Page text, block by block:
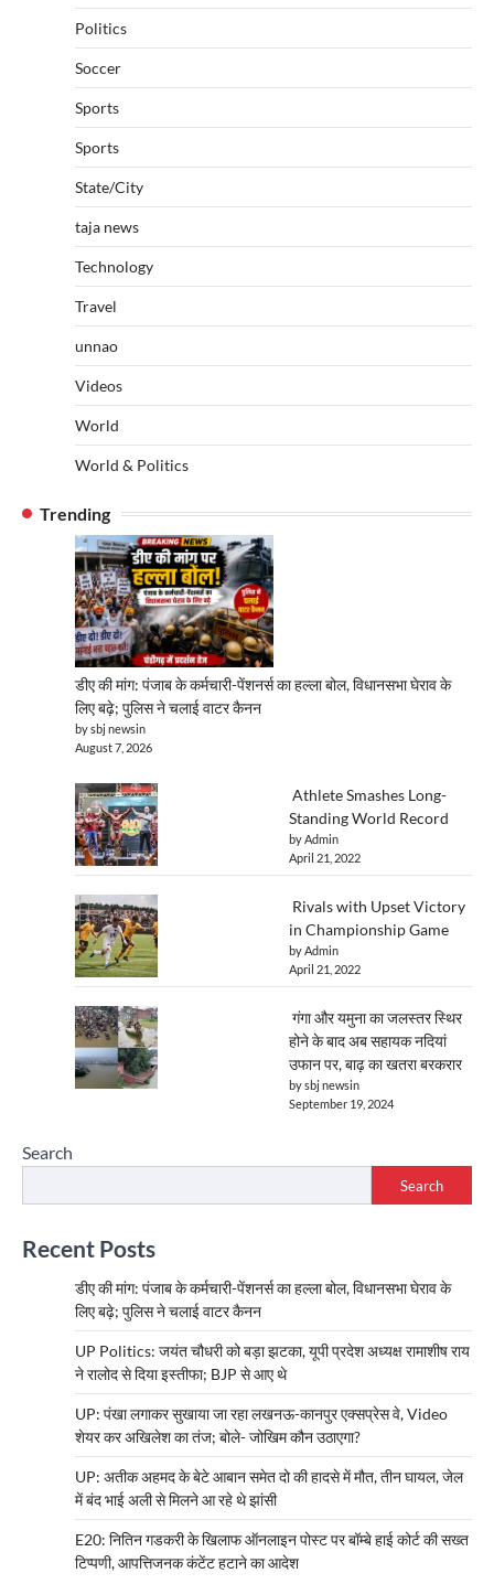
Politics
Soccer
Sports
Sports
State/City
taja news
Technology
Travel
unnao
Videos
World
World & Politics
Trending
डीए की मांग: पंजाब के कर्मचारी-पेंशनर्स का हल्ला बोल, विधानसभा घेराव के
लिए बढ़े; पुलिस ने चलाई वाटर कैनन
by sbj newsin
August 7, 2026
Athlete Smashes Long-
Standing World Record
by Admin
April 21, 2022
Rivals with Upset Victory
in Championship Game
by Admin
April 21, 2022
गंगा और यमुना का जलस्तर स्थिर
होने के बाद अब सहायक नदियां
उफान पर, बाढ़ का खतरा बरकरार
by sbj newsin
September 19, 2024
Search
Search
Recent Posts
डीए की मांग: पंजाब के कर्मचारी-पेंशनर्स का हल्ला बोल, विधानसभा घेराव के
लिए बढ़े; पुलिस ने चलाई वाटर कैनन
UP Politics: जयंत चौधरी को बड़ा झटका, यूपी प्रदेश अध्यक्ष रामाशीष राय
ने रालोद से दिया इस्तीफा; BJP से आए थे
UP: पंखा लगाकर सुखाया जा रहा लखनऊ-कानपुर एक्सप्रेस वे, Video
शेयर कर अखिलेश का तंज; बोले- जोखिम कौन उठाएगा?
UP: अतीक अहमद के बेटे आबान समेत दो की हादसे में मौत, तीन घायल, जेल
में बंद भाई अली से मिलने आ रहे थे झांसी
E20: नितिन गडकरी के खिलाफ ऑनलाइन पोस्ट पर बॉम्बे हाई कोर्ट की सख्त
टिप्पणी, आपत्तिजनक कंटेंट हटाने का आदेश